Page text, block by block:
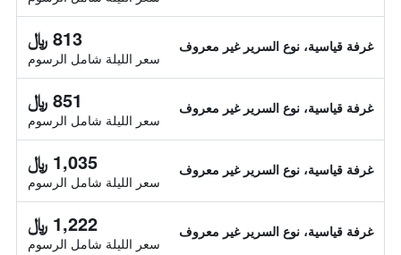
غرفة قياسية، نوع السرير غير معروف 813 ﷼
سعر الليلة شامل الرسوم
غرفة قياسية، نوع السرير غير معروف 851 ﷼
سعر الليلة شامل الرسوم
غرفة قياسية، نوع السرير غير معروف 1,035 ﷼
سعر الليلة شامل الرسوم
غرفة قياسية، نوع السرير غير معروف 1,222 ﷼
سعر الليلة شامل الرسوم